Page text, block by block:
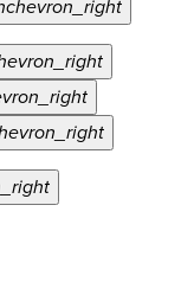
chevron_right